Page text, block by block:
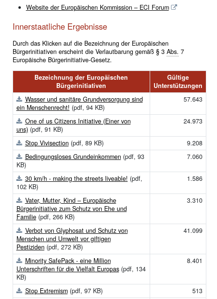
Website der Europäischen Kommission – ECI Forum
Innerstaatliche Ergebnisse
Durch das Klicken auf die Bezeichnung der Europäischen
Bürgerinitiativen erscheint die Verlautbarung gemäß § 3 Abs. 7
Europäische Bürgerinitiative-Gesetz.
Bezeichnung der Europäischen
Bürgerinitiativen
Gültige
Unterstützungen
Wasser und sanitäre Grundversorgung sind
ein Menschenrecht! (pdf, 94 KB)
57.643
One of us Citizens Initiative (Einer von
uns)(pdf, 91 KB)
24.973
Stop Vivisection(pdf, 89 KB)
9.208
Bedingungsloses Grundeinkommen(pdf, 93
KB)
7.060
30 km/h - making the streets liveable! (pdf,
102 KB)
1.586
Vater, Mutter, Kind – Europäische
Bürgerinitiative zum Schutz von Ehe und
Familie(pdf, 266 KB)
3.310
Verbot von Glyphosat und Schutz von
Menschen und Umwelt vor giftigen
Pestiziden(pdf, 272 KB)
41.099
Minority SafePack - eine Million
Unterschriften für die Vielfalt Europas(pdf, 134
KB)
8.401
Stop Extremism(pdf, 97 KB)
513